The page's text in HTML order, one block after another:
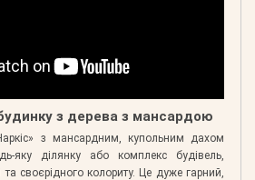
з дерева з мансардою
з мансардним, купольним дахом
яку ділянку або комплекс будівель,
та своєрідного колориту. Це дуже гарний,